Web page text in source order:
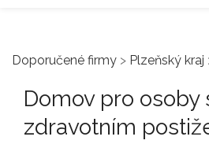
Doporučené firmy > Plzeňský kraj
Domov pro osoby
zdravotním